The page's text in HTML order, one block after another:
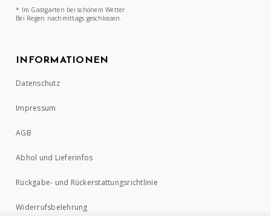
* Im Gastgarten bei schönem Wetter.
Bei Regen nachmittags geschlossen.
INFORMATIONEN
Datenschutz
Impressum
AGB
Abhol und Lieferinfos
Rückgabe- und Rückerstattungsrichtlinie
Widerrufsbelehrung